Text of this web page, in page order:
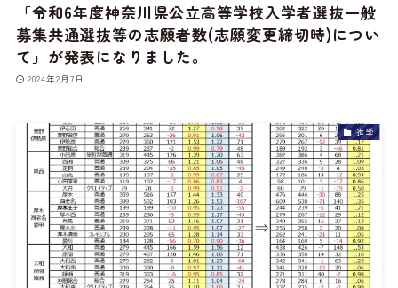
「令和6年度神奈川県公立高等学校入学者選抜一般
募集共通選抜等の志願者数(志願変更締切時)につい
て」が発表になりました。
2024年2月7日
進学